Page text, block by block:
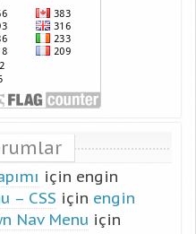
için engin
– CSS için engin
Nav Menu için